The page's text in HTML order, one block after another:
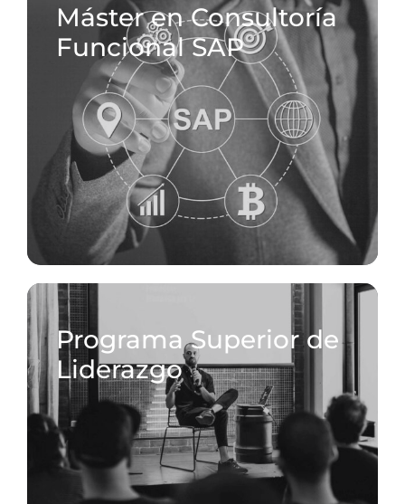
Máster en Consultoría
Funcional SAP
Programa Superior de
Liderazgo